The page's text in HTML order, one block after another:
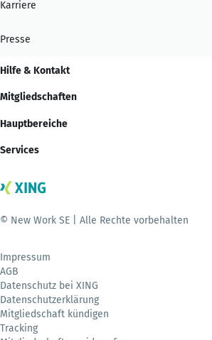
Karriere
Presse
Hilfe & Kontakt
Mitgliedschaften
Hauptbereiche
Services
© New Work SE | Alle Rechte vorbehalten
Impressum
AGB
Datenschutz bei XING
Datenschutzerklärung
Mitgliedschaft kündigen
Tracking